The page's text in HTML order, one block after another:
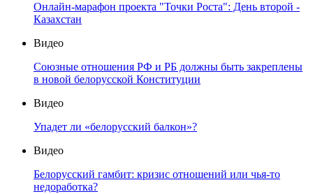
Онлайн-марафон проекта "Точки Роста": День второй -
Казахстан
Видео
Союзные отношения РФ и РБ должны быть закреплены
в новой белорусской Конституции
Видео
Упадет ли «белорусский балкон»?
Видео
Белорусский гамбит: кризис отношений или чья-то
недоработка?